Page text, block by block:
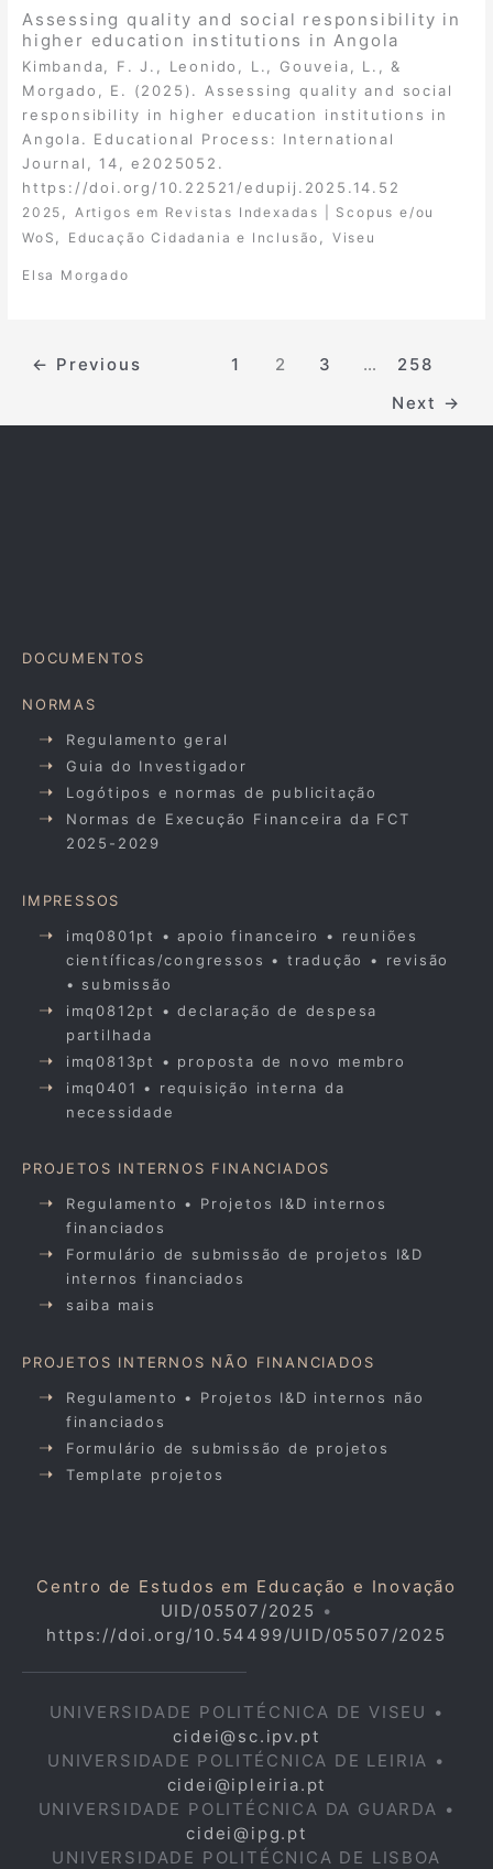
Assessing quality and social responsibility in
higher education institutions in Angola
Kimbanda, F. J., Leonido, L., Gouveia, L., &
Morgado, E. (2025). Assessing quality and social
responsibility in higher education institutions in
Angola. Educational Process: International
Journal, 14, e2025052.
https://doi.org/10.22521/edupij.2025.14.52
2025
Artigos em Revistas Indexadas | Scopus e/ou
WoS
Educação Cidadania e Inclusão Viseu
Elsa Morgado
← Previous 1 2 3 …
258
Next
→
DOCUMENTOS
NORMAS
Regulamento geral
Guia do Investigador
Logótipos e normas de publicitação
Normas de Execução Financeira da FCT
2025-2029
IMPRESSOS
imq0801pt • apoio financeiro • reuniões
científicas/congressos • tradução • revisão
• submissão
imq0812pt • declaração de despesa
partilhada
imq0813pt • proposta de novo membro
imq0401 • requisição interna da
necessidade
PROJETOS INTERNOS FINANCIADOS
Regulamento • Projetos I&D internos
financiados
Formulário de submissão de projetos I&D
internos financiados
saiba mais
PROJETOS INTERNOS NÃO FINANCIADOS
Regulamento • Projetos I&D internos não
financiados
Formulário de submissão de projetos
Template projetos
Centro de Estudos em Educação e Inovação
UID/05507/2025 •
https://doi.org/10.54499/UID/05507/2025
UNIVERSIDADE POLITÉCNICA DE VISEU •
cidei@sc.ipv.pt
UNIVERSIDADE POLITÉCNICA DE LEIRIA •
cidei@ipleiria.pt
UNIVERSIDADE POLITÉCNICA DA GUARDA •
cidei@ipg.pt
UNIVERSIDADE POLITÉCNICA DE LISBOA